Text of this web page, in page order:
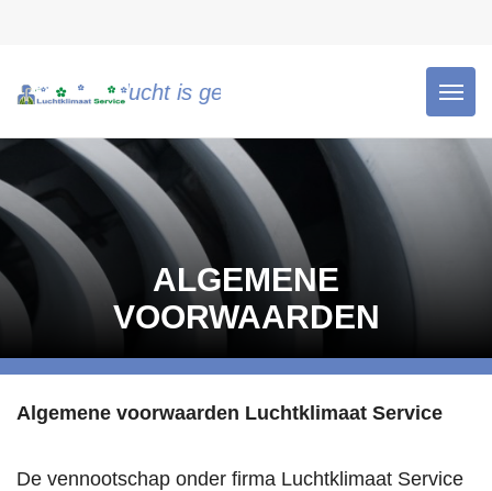
lucht is gezonde lucht!"
ALGEMENE
VOORWAARDEN
Algemene voorwaarden Luchtklimaat Service
De vennootschap onder firma Luchtklimaat Service